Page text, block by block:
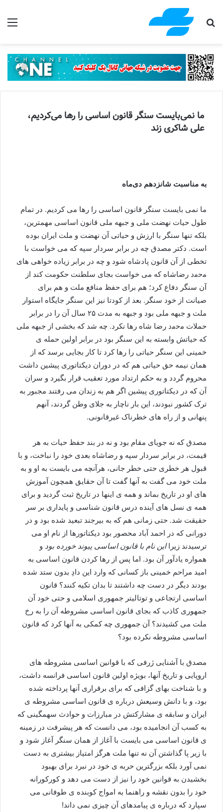
جستجو برای
ما نمی‌بایست سنگر قانون اساسی را رها می‌کردیم،
علی شاکری زند
به مناسبت شانزدهم دی‌ماه
ما نمی بایست سنگر قانون اساسی را رها می کردیم. در تمام
طول حیات نهضت ملی و جبهه ملی قانون اساسی مهمترین،
بلکه تنها سنگر با ارزش و حیاتی آن نهضت و ملت ایران بوده
است. دکتر مصدق چه در برابر سردار سپه که می خواست با
تخطی از آن قانون پادشاه شود و چه در برابر زیاده خواهی های
ﻣﺣﻣﺩ رضاشاه که می خواست بجای سلطنت حکومت کند از
آن سنگر دفاع کرد؛ هم برای حفظ منافع ملت و هم برای
صیانت از خود سنگر. بعد از کودتا نیز این سنگر جایگاه استوار
ملت و جبهه ملی بود و جبهه به مدت ۲۵ سال آن را در برابر
حملات ﻣﺣﻣﺩ رضا شاه رها نکرد. چه شد که بخشی از جبهه ملی
که حیاتش وابسته به این سنگر بود در برابر اولین حمله ی
خمینی این سنگر حیاتی را رها کرد تا کار بجایی برسد که از
همان نیمه حق حیاتی هم که در دوران دیکتاتوری پیشین داشت
محروم گردد و به حکم ارتداد مورد تعقیب قرار بگیرد و سران
آن که در دیکتاتوری پیشین اگر هم به زندان می رفتند مجبور به
ترک کشور نبودند، این بار ناچار به جلای وطن گردند، آنهم
پنهانی و از راه های خطرناک غیرقانونی.
مصدق که نه جویای مقام بود و نه در بند حفظ حیات به هر
قیمت، در برابر سردار سپه و رضاشاه بعدی خود را نباخت، و با
قبول هر خطری حتی خطر جانی، هرآنچه می بایست به او و به
ملت خود می گفت به آنها گفت تا آن حقایق همچون آموزش
های او در تاریخ بماند و همه ی اینها در تاریخ ثبت گردید و برای
همه ی نسل های آینده درس قانون شناسی و پایداری بر سر
حقیقت شد. حتی زمانی هم که به بیرجند تبعید شده بود و در
دورانی که در احمد آباد محصور بود دیکتاتورها از نام او می
ترسیدند زیرااین نام با قانون اساسی پیوند خورده بود و
همواره یادآور آن بود. اما پس از رها کردن قانون اساسی به
امید مراحم خمینی باز کسانی که وارد این دادِ بدون ستد شده
بودند دیگر در دست چه داشتند تا بدان تکیه کنند؟ قانون
اساسی ارتجاعی و توتالیتر جمهوری اسلامی و حتی خود آن
جمهوری کاذب که بجای قانون اساسی مشروطه آن را به رخ
ملت می کشیدند؟ آن جمهوری چه کمکی به آنها کرد که قانون
اساسی مشروطه نکرده بود؟
مصدق با آشنایی ژرفی که با قوانین اساسی مشروطه های
اروپایی و تاریخ آنها، بویژه اولین قانون اساسی فرانسه داشت،
و با شناخت بهای گزافی که برای برقراری آنها پرداخته شده
بود، و با دانش وسیعش درباره ی قانون اساسی مشروطه ی
ایران و سابقه ی مشارکتش در مبارزات و حوادث سهمگینی که
به کسب آن انجامیده بود، می دانست که هر پیشرفت در زمینه
ی قانون اساسی می بایست با آغاز از همان سنگر آغاز شود و
با زیر پا گذاشتن آن نه تنها ملت هرگز امتیاز بیشتری به دست
نمی آورد بلکه بزرگترین حربه ی خود در نبرد برای بهبود
بخشیدن به قوانین خود را نیز از دست می دهد و کورکورانه
خود را بدون نقشه و راهنما به امواج کوبنده ی طوفانی می
سپارد که درباره ی پیامدهای آن چیزی نمی داند!